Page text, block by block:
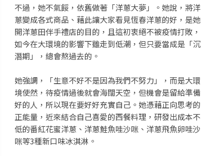
不過，她不氣餒，依舊做著「洋蔥大夢」。她說，將洋
蔥變成各式商品、藉此讓大家看見恆春洋蔥的好，是她
開洋蔥田伴手禮店的目的，且這初衷絕不被疫情打敗，
如今在大環境的影響下雖走到低潮，但只要當成是「沉
潛期」，總會熬過去的。
她強調，「生意不好不是因為我們不努力」，而是大環
境使然，待疫情過後就會海闊天空，但機會是留給準備
好的人，所以現在要好好充實自己。她憑藉正向思考的
正能量，近來結合自己喜愛的西餐料理，研發出成本不
低的番紅花蜜洋蔥、洋蔥鮭魚哇沙咪、洋蔥飛魚卵哇沙
咪等3種新口味冰淇淋。